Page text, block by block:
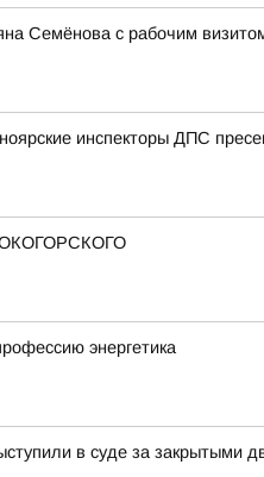
Семёнова с рабочим
инспекторы ДПС
энергетика
в суде за закрытыми